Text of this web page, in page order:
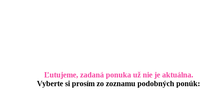
Ľutujeme, zadaná ponuka už nie je aktuálna.
Vyberte si prosím zo zoznamu podobných ponúk: